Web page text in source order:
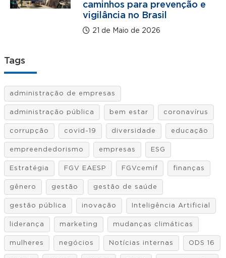
caminhos para prevenção e
vigilância no Brasil
21 de Maio de 2026
Tags
administração de empresas
administração pública bem estar coronavírus
corrupção covid-19 diversidade educação
empreendedorismo empresas ESG
Estratégia FGV EAESP FGVcemif finanças
gênero gestão gestão de saúde
gestão pública inovação Inteligência Artificial
liderança marketing mudanças climáticas
mulheres negócios Notícias internas ODS 16